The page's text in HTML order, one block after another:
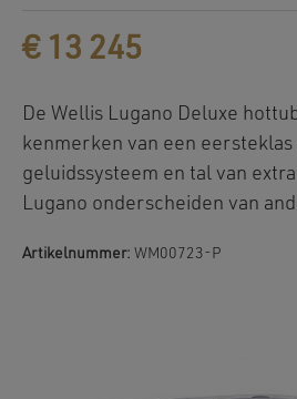
€13 245
De Wellis Lugano Deluxe
kenmerken van een eersteklas
geluidssysteem en tal van
Lugano onderscheiden van
Artikelnummer: WM00723-P